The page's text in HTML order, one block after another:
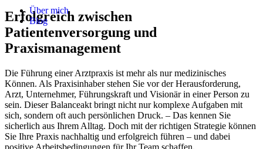
Über mich
Blog
Erfolgreich zwischen
Patientenversorgung und
Praxismanagement
Die Führung einer Arztpraxis ist mehr als nur medizinisches
Können. Als Praxisinhaber stehen Sie vor der Herausforderung,
Arzt, Unternehmer, Führungskraft und Visionär in einer Person zu
sein. Dieser Balanceakt bringt nicht nur komplexe Aufgaben mit
sich, sondern oft auch persönlichen Druck. – Das kennen Sie
sicherlich aus Ihrem Alltag. Doch mit der richtigen Strategie können
Sie Ihre Praxis nachhaltig und erfolgreich führen – und dabei
positive Arbeitsbedingungen für Ihr Team schaffen.